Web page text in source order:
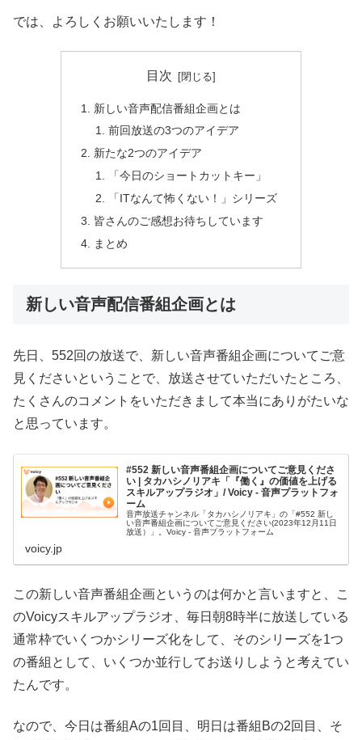
では、よろしくお願いいたします！
目次
新しい音声配信番組企画とは
前回放送の3つのアイデア
新たな2つのアイデア
「今日のショートカットキー」
「ITなんて怖くない！」シリーズ
皆さんのご感想お待ちしています
まとめ
新しい音声配信番組企画とは
先日、552回の放送で、新しい音声番組企画についてご意
見くださいということで、放送させていただいたところ、
たくさんのコメントをいただきまして本当にありがたいな
と思っています。
#552 新しい音声番組企画についてご意見くださ
い | タカハシノリアキ「『働く』の価値を上げる
スキルアップラジオ」/ Voicy - 音声プラットフォ
ーム
音声放送チャンネル「タカハシノリアキ」の「#552 新し
い音声番組企画についてご意見ください(2023年12月11日
放送）」。Voicy - 音声プラットフォーム
voicy.jp
この新しい音声番組企画というのは何かと言いますと、こ
のVoicyスキルアップラジオ、毎日朝8時半に放送している
通常枠でいくつかシリーズ化をして、そのシリーズを1つ
の番組として、いくつか並行してお送りしようと考えてい
たんです。
なので、今日は番組Aの1回目、明日は番組Bの2回目、そ